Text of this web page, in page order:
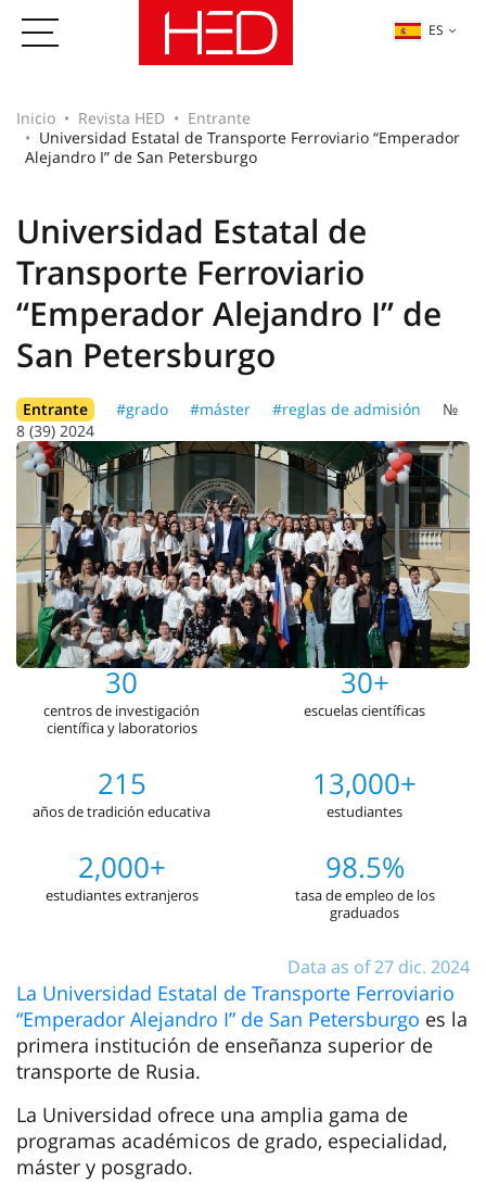
ES
Inicio Revista HED
Entrante
Universidad Estatal de Transporte Ferroviario “Emperador
Alejandro I” de San Petersburgo
Universidad Estatal de
Transporte Ferroviario
“Emperador Alejandro I” de
San Petersburgo
Entrante #grado #máster #reglas de admisión
№
8 (39) 2024
30
centros de investigación
científica y laboratorios
30+
escuelas científicas
215
años de tradición educativa
13,000+
estudiantes
2,000+
estudiantes extranjeros
98.5%
tasa de empleo de los
graduados
Data as of 27 dic. 2024
La Universidad Estatal de Transporte Ferroviario
“Emperador Alejandro I” de San Petersburgo es la
primera institución de enseñanza superior de
transporte de Rusia.
La Universidad ofrece una amplia gama de
programas académicos de grado, especialidad,
máster y posgrado.